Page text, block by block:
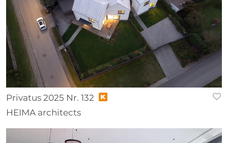
Privatus 2025 Nr. 132
HEIMA architects